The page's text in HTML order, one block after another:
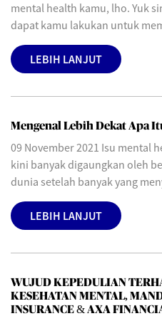
mental health kamu, lho. Yuk
dapat kamu lakukan untuk
LEBIH LANJUT
Mengenal Lebih Dekat Apa
09 November 2021 Isu mental
kini banyak digaungkan oleh
dunia setelah banyak yang
LEBIH LANJUT
WUJUD KEPEDULIAN
KESEHATAN MENTAL,
INSURANCE & AXA